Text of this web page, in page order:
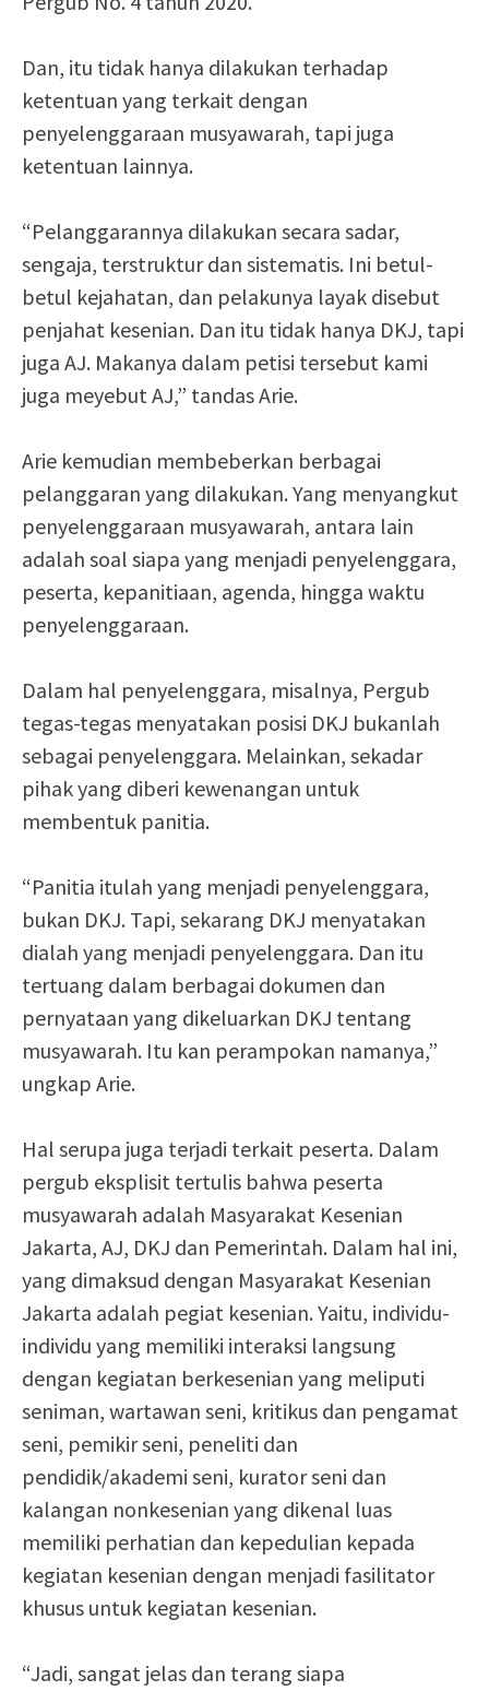
Dan, itu tidak hanya dilakukan terhadap
ketentuan yang terkait dengan
penyelenggaraan musyawarah, tapi juga
ketentuan lainnya.
“Pelanggarannya dilakukan secara sadar,
sengaja, terstruktur dan sistematis. Ini betul-
betul kejahatan, dan pelakunya layak disebut
penjahat kesenian. Dan itu tidak hanya DKJ, tapi
juga AJ. Makanya dalam petisi tersebut kami
juga meyebut AJ,” tandas Arie.
Arie kemudian membeberkan berbagai
pelanggaran yang dilakukan. Yang menyangkut
penyelenggaraan musyawarah, antara lain
adalah soal siapa yang menjadi penyelenggara,
peserta, kepanitiaan, agenda, hingga waktu
penyelenggaraan.
Dalam hal penyelenggara, misalnya, Pergub
tegas-tegas menyatakan posisi DKJ bukanlah
sebagai penyelenggara. Melainkan, sekadar
pihak yang diberi kewenangan untuk
membentuk panitia.
“Panitia itulah yang menjadi penyelenggara,
bukan DKJ. Tapi, sekarang DKJ menyatakan
dialah yang menjadi penyelenggara. Dan itu
tertuang dalam berbagai dokumen dan
pernyataan yang dikeluarkan DKJ tentang
musyawarah. Itu kan perampokan namanya,”
ungkap Arie.
Hal serupa juga terjadi terkait peserta. Dalam
pergub eksplisit tertulis bahwa peserta
musyawarah adalah Masyarakat Kesenian
Jakarta, AJ, DKJ dan Pemerintah. Dalam hal ini,
yang dimaksud dengan Masyarakat Kesenian
Jakarta adalah pegiat kesenian. Yaitu, individu-
individu yang memiliki interaksi langsung
dengan kegiatan berkesenian yang meliputi
seniman, wartawan seni, kritikus dan pengamat
seni, pemikir seni, peneliti dan
pendidik/akademi seni, kurator seni dan
kalangan nonkesenian yang dikenal luas
memiliki perhatian dan kepedulian kepada
kegiatan kesenian dengan menjadi fasilitator
khusus untuk kegiatan kesenian.
“Jadi, sangat jelas dan terang siapa